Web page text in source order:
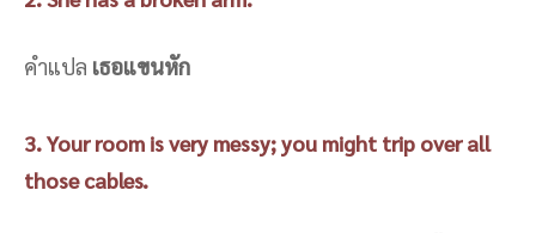
คำแปล เธอแขนหัก
3. Your room is very messy; you might trip over all
those cables.